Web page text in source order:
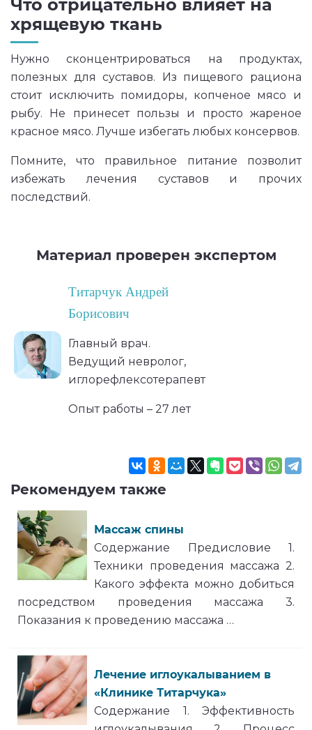
Что отрицательно влияет на
хрящевую ткань
Нужно сконцентрироваться на продуктах,
полезных для суставов. Из пищевого рациона
стоит исключить помидоры, копченое мясо и
рыбу. Не принесет пользы и просто жареное
красное мясо. Лучше избегать любых консервов.
Помните, что правильное питание позволит
избежать лечения суставов и прочих
последствий.
Материал проверен экспертом
Титарчук Андрей
Борисович
Главный врач.
Ведущий невролог,
иглорефлексотерапевт
Опыт работы – 27 лет
Рекомендуем также
Массаж спины
Содержание Предисловие 1.
Техники проведения массажа 2.
Какого эффекта можно добиться
посредством проведения массажа 3.
Показания к проведению массажа …
Лечение иглоукалыванием в
«Клинике Титарчука»
Содержание 1. Эффективность